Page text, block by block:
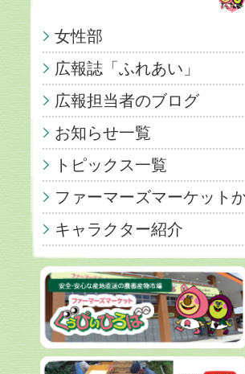
女性部
広報誌「ふれあい」
広報担当者のブログ
お知らせ一覧
トピックス一覧
ファーマーズマーケット
キャラクター紹介